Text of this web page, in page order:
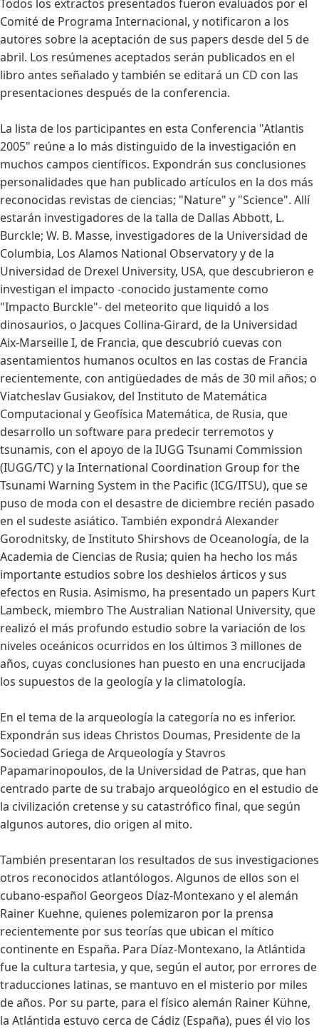
Todos los extractos presentados fueron evaluados por el
Comité de Programa Internacional, y notificaron a los
autores sobre la aceptación de sus papers desde del 5 de
abril. Los resúmenes aceptados serán publicados en el
libro antes señalado y también se editará un CD con las
presentaciones después de la conferencia.
La lista de los participantes en esta Conferencia "Atlantis
2005" reúne a lo más distinguido de la investigación en
muchos campos científicos. Expondrán sus conclusiones
personalidades que han publicado artículos en la dos más
reconocidas revistas de ciencias; "Nature" y "Science". Allí
estarán investigadores de la talla de Dallas Abbott, L.
Burckle; W. B. Masse, investigadores de la Universidad de
Columbia, Los Alamos National Observatory y de la
Universidad de Drexel University, USA, que descubrieron e
investigan el impacto -conocido justamente como
"Impacto Burckle"- del meteorito que liquidó a los
dinosaurios, o Jacques Collina-Girard, de la Universidad
Aix-Marseille I, de Francia, que descubrió cuevas con
asentamientos humanos ocultos en las costas de Francia
recientemente, con antigüedades de más de 30 mil años; o
Viatcheslav Gusiakov, del Instituto de Matemática
Computacional y Geofísica Matemática, de Rusia, que
desarrollo un software para predecir terremotos y
tsunamis, con el apoyo de la IUGG Tsunami Commission
(IUGG/TC) y la International Coordination Group for the
Tsunami Warning System in the Pacific (ICG/ITSU), que se
puso de moda con el desastre de diciembre recién pasado
en el sudeste asiático. También expondrá Alexander
Gorodnitsky, de Instituto Shirshovs de Oceanología, de la
Academia de Ciencias de Rusia; quien ha hecho los más
importante estudios sobre los deshielos árticos y sus
efectos en Rusia. Asimismo, ha presentado un papers Kurt
Lambeck, miembro The Australian National University, que
realizó el más profundo estudio sobre la variación de los
niveles oceánicos ocurridos en los últimos 3 millones de
años, cuyas conclusiones han puesto en una encrucijada
los supuestos de la geología y la climatología.
En el tema de la arqueología la categoría no es inferior.
Expondrán sus ideas Christos Doumas, Presidente de la
Sociedad Griega de Arqueología y Stavros
Papamarinopoulos, de la Universidad de Patras, que han
centrado parte de su trabajo arqueológico en el estudio de
la civilización cretense y su catastrófico final, que según
algunos autores, dio origen al mito.
También presentaran los resultados de sus investigaciones
otros reconocidos atlantólogos. Algunos de ellos son el
cubano-español Georgeos Díaz-Montexano y el alemán
Rainer Kuehne, quienes polemizaron por la prensa
recientemente por sus teorías que ubican el mítico
continente en España. Para Díaz-Montexano, la Atlántida
fue la cultura tartesia, y que, según el autor, por errores de
traducciones latinas, se mantuvo en el misterio por miles
de años. Por su parte, para el físico alemán Rainer Kühne,
la Atlántida estuvo cerca de Cádiz (España), pues él vio los